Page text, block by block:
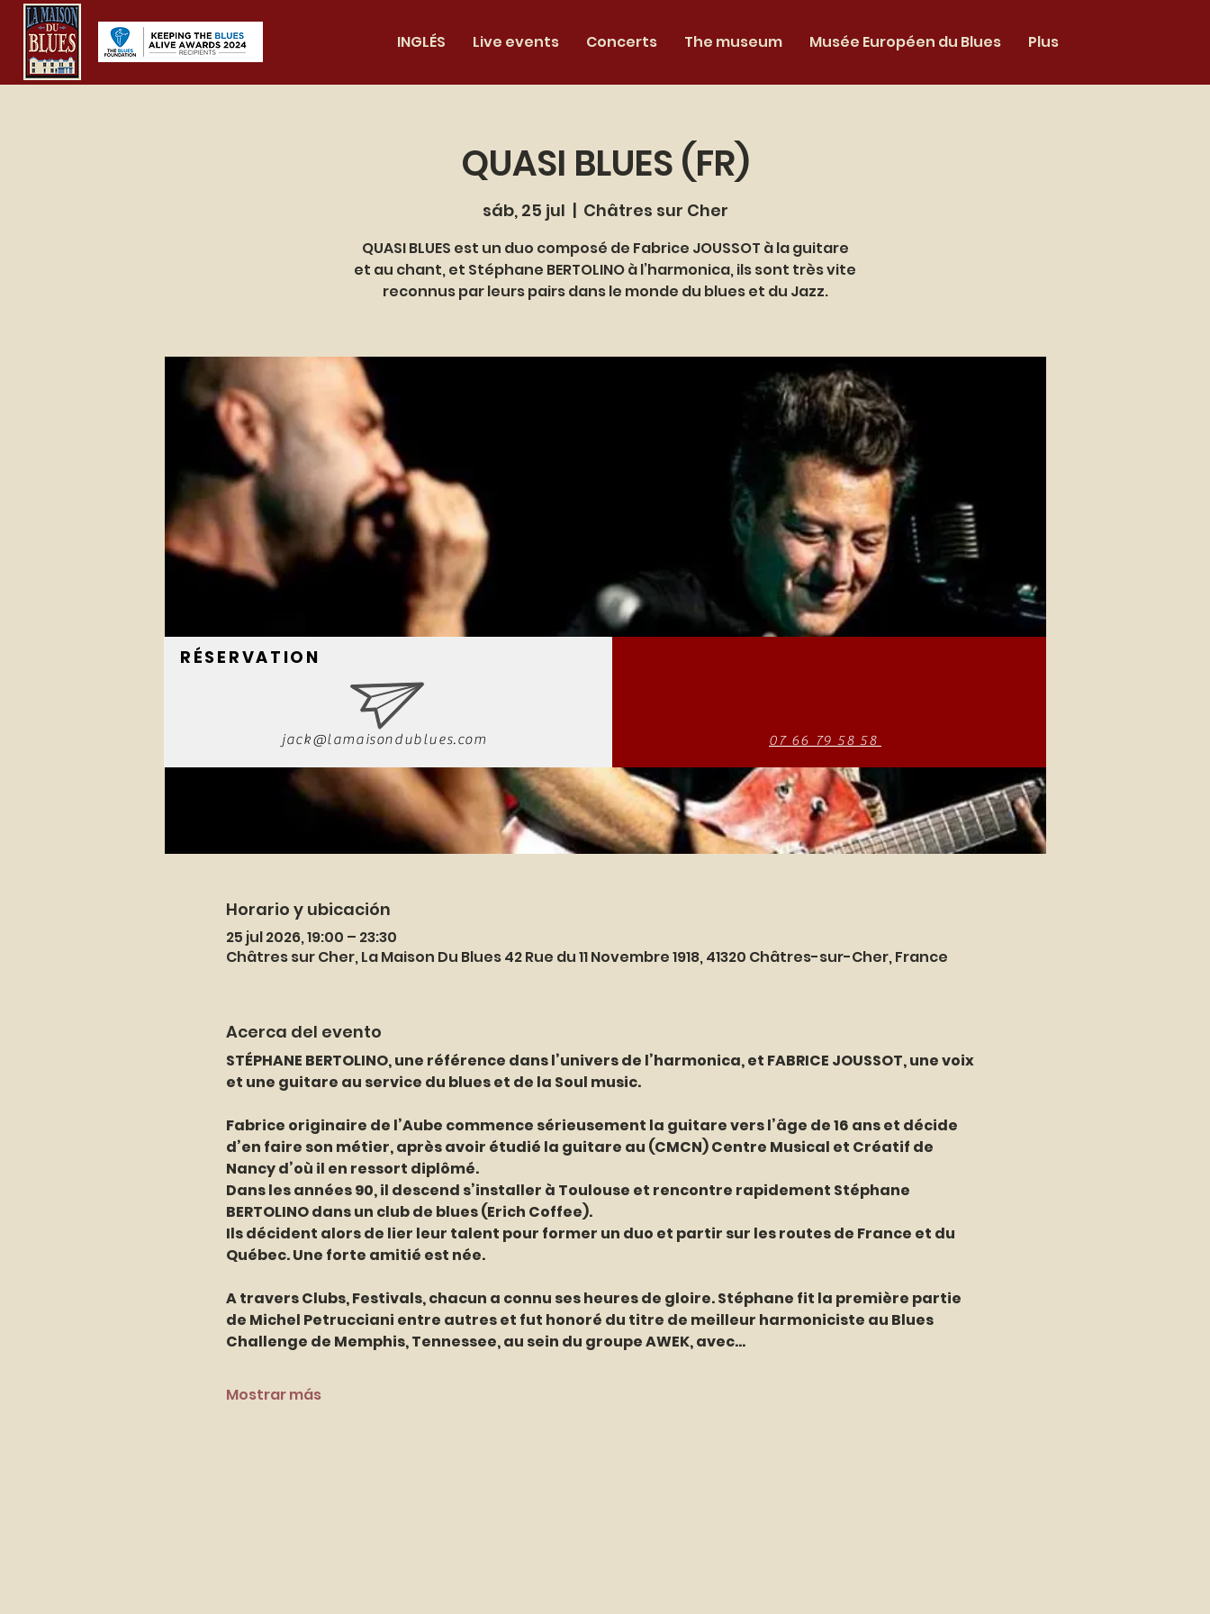
INGLÉS Live events Concerts The museum Musée Européen du Blues Plus
QUASI BLUES (FR)
sáb, 25 jul
  |
Châtres sur Cher
QUASI BLUES est un duo composé de Fabrice JOUSSOT à la guitare
et au chant, et Stéphane BERTOLINO à l’harmonica, ils sont très vite
reconnus par leurs pairs dans le monde du blues et du Jazz.
Horario y ubicación
25 jul 2026, 19:00 – 23:30
Châtres sur Cher, La Maison Du Blues 42 Rue du 11 Novembre 1918, 41320 Châtres-sur-Cher, France
Acerca del evento
STÉPHANE BERTOLINO, une référence dans l’univers de l’harmonica, et FABRICE JOUSSOT, une voix
et une guitare au service du blues et de la Soul music.
Fabrice originaire de l’Aube commence sérieusement la guitare vers l’âge de 16 ans et décide
d’en faire son métier, après avoir étudié la guitare au (CMCN) Centre Musical et Créatif de
Nancy d’où il en ressort diplômé.
Dans les années 90, il descend s’installer à Toulouse et rencontre rapidement Stéphane
BERTOLINO dans un club de blues (Erich Coffee).
Ils décident alors de lier leur talent pour former un duo et partir sur les routes de France et du
Québec. Une forte amitié est née.
A travers Clubs, Festivals, chacun a connu ses heures de gloire. Stéphane fit la première partie
de Michel Petrucciani entre autres et fut honoré du titre de meilleur harmoniciste au Blues
Challenge de Memphis, Tennessee, au sein du groupe AWEK, avec…
Mostrar más
jack@lamaisondublues.com 07 66 79 58 58
RÉSERVATION